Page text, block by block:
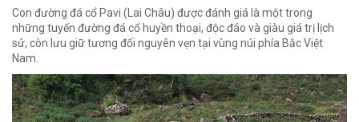
Con đường đá cổ Pavi (Lai Châu) được đánh giá là một trong
những tuyến đường đá cổ huyền thoại, độc đáo và giàu giá trị lịch
sử, còn lưu giữ tương đối nguyên vẹn tại vùng núi phía Bắc Việt
Nam.